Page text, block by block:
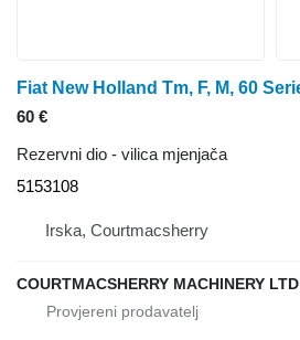
60 €
Rezervni dio - vilica mjenjača
5153108
Irska, Courtmacsherry
COURTMACSHERRY MACHINERY LTD